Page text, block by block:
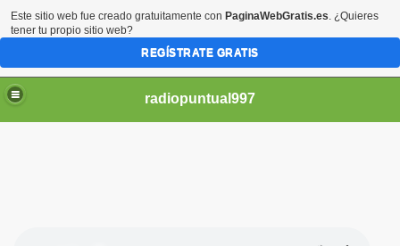
radiopuntual997
Este sitio web fue creado gratuitamente con PaginaWebGratis.es. ¿Quieres
tener tu propio sitio web?
REGÍSTRATE GRATIS